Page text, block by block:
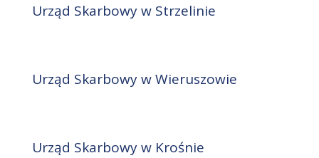
Urząd Skarbowy w Strzelinie
Urząd Skarbowy w Wieruszowie
Urząd Skarbowy w Krośnie